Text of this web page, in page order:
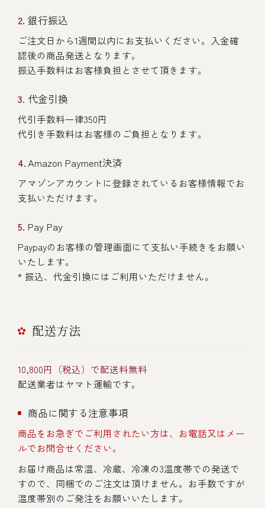
銀行振込
ご注文日から1週間以内にお支払いください。入金確
認後の商品発送となります。
振込手数料はお客様負担とさせて頂きます。
代金引換
代引手数料一律350円
代引き手数料はお客様のご負担となります。
Amazon Payment決済
アマゾンアカウントに登録されているお客様情報でお
支払いただけます。
Pay Pay
Paypayのお客様の管理画面にて支払い手続きをお願い
いたします。
* 振込、代金引換にはご利用いただけません。
配送方法
10,800円（税込）で配送料無料
配送業者はヤマト運輸です。
商品に関する注意事項
商品をお急ぎでご利用されたい方は、お電話又はメー
ルでお問合せください。
お届け商品は常温、冷蔵、冷凍の3温度帯での発送で
すので、同梱でのご注文は頂けません。お手数ですが
温度帯別のご発注をお願いいたします。